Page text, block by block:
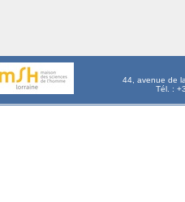
44, avenue de
Tél. :